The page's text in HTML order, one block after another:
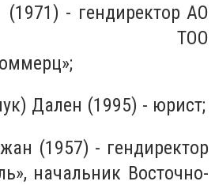
- гендиректор АО
ТОО
Дален (1995) - юрист;
(1957) - гендиректор
начальник Восточно-